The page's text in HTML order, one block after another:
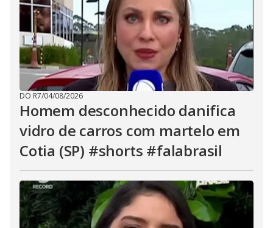
DO R7/04/08/2026
Homem desconhecido danifica
vidro de carros com martelo em
Cotia (SP) #shorts #falabrasil